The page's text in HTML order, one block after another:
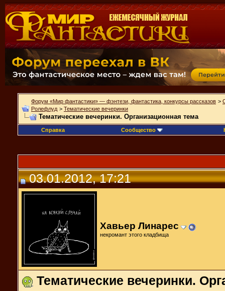
Форум «Мир фантастики» — фэнтези, фантастика, конкурсы рассказов >
Ролефлуд > Тематические вечеринки
Тематические вечеринки. Организационная тема
Справка Сообщество
03.01.2012, 17:21
Хавьер Линарес
некромант этого кладбища
Тематические вечеринки.